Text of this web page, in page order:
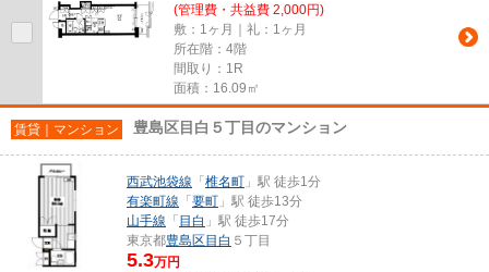
(管理費・共益費 2,000円)
敷：1ヶ月｜礼：1ヶ月
所在階：4階
間取り：1R
面積：16.09㎡
賃貸｜マンション 豊島区目白５丁目のマンション
西武池袋線 「 椎名町 」駅 徒歩1分
有楽町線 「 要町 」駅 徒歩13分
山手線 「 目白 」駅 徒歩17分
東京都豊島区 目白 ５丁目
5.3万円